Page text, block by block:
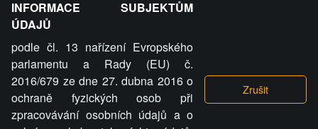
ZVRÁCENÝ.CZ - Svět není zvrácenej. To jen
ty lidi...
INFORMACE SUBJEKTŮM
ÚDAJŮ
podle čl. 13 nařízení Evropského
parlamentu a Rady (EU) č.
2016/679 ze dne 27. dubna 2016 o
ochraně fyzických osob při
zpracovávání osobních údajů a o